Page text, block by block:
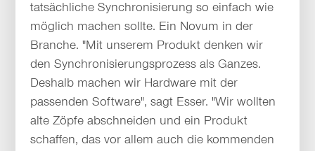
tatsächliche Synchronisierung so einfach wie
möglich machen sollte. Ein Novum in der
Branche. "Mit unserem Produkt denken wir
den Synchronisierungsprozess als Ganzes.
Deshalb machen wir Hardware mit der
passenden Software", sagt Esser. "Wir wollten
alte Zöpfe abschneiden und ein Produkt
schaffen, das vor allem auch die kommenden